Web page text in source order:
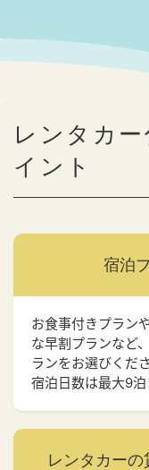
レンタカ
イント
宿泊
お食事付きプラン
な早割プランなど
ランをお選びくださ
宿泊日数は最大9泊
レンタカーの